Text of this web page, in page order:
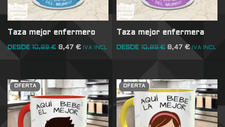
Taza mejor enfermero
DESDE 10,89€ 8,47 € IVA INCL
Taza mejor enfermera
DESDE 10,89€ 8,47€ IVA INCL
OFERTA OFERTA